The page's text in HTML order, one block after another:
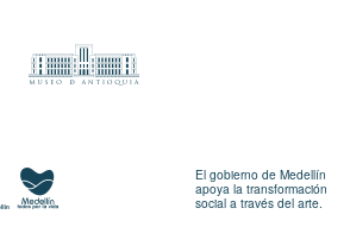
El gobierno de Medellín
apoya la transformación
social a través del arte.